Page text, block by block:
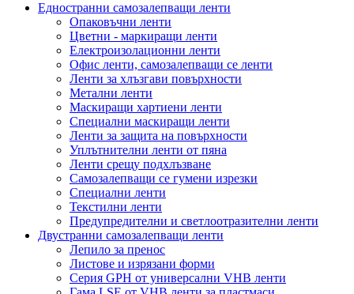
Едностранни самозалепващи ленти
Опаковъчни ленти
Цветни - маркиращи ленти
Електроизолационни ленти
Офис ленти, самозалепващи се ленти
Ленти за хлъзгави повърхности
Метални ленти
Маскиращи хартиени ленти
Специални маскиращи ленти
Ленти за защита на повърхности
Уплътнителни ленти от пяна
Ленти срещу подхлъзване
Самозалепващи се гумени изрезки
Специални ленти
Текстилни ленти
Предупредителни и светлоотразителни ленти
Двустранни самозалепващи ленти
Лепило за пренос
Листове и изрязани форми
Серия GPH от универсални VHB ленти